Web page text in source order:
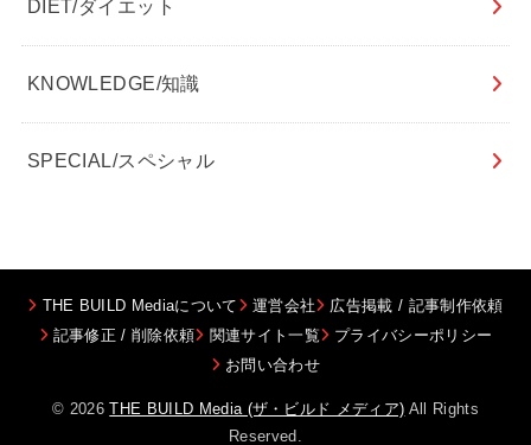
DIET/ダイエット
KNOWLEDGE/知識
SPECIAL/スペシャル
THE BUILD Mediaについて 運営会社
広告掲載 / 記事制作依頼
記事修正 / 削除依頼
関連サイト一覧
プライバシーポリシー
お問い合わせ
© 2026THE BUILD Media (ザ・ビルド メディア) All Rights
Reserved.